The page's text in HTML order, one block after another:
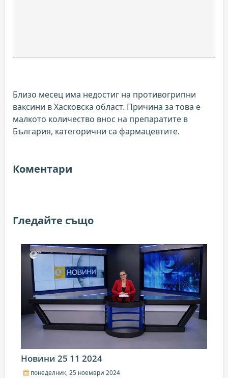
Близо месец има недостиг на противогрипни
ваксини в Хасковска област. Причина за това е
малкото количество внос на препаратите в
България, категорични са фармацевтите.
Коментари
Гледайте също
Новини 25 11 2024
понеделник, 25 ноември 2024